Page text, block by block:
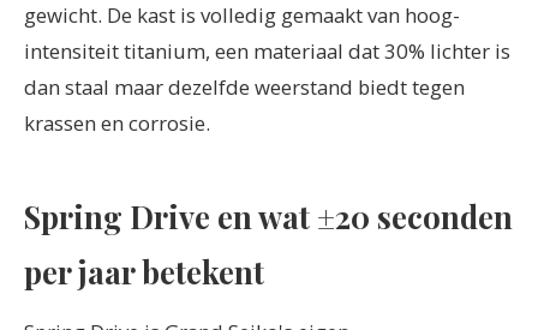
gewicht. De kast is volledig gemaakt van hoog-
intensiteit titanium, een materiaal dat 30% lichter is
dan staal maar dezelfde weerstand biedt tegen
krassen en corrosie.
Spring Drive en wat ±20 seconden
per jaar betekent